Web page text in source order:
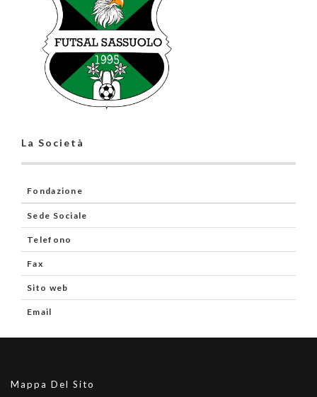
La Società
Fondazione
Sede Sociale
Telefono
Fax
Sito web
Email
Mappa Del Sito